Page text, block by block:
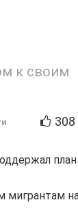
к своим
308
мигрантам